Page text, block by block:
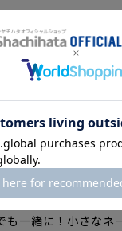
ネームAnimalEgg(
も一緒に！小さなネ
ームAnimalEgg(
も一緒に！小さなネ